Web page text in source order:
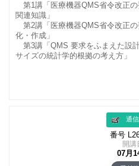
第1講「医療機器QMS省令改正
関連知識」
第2講「医療機器QMS省令改正
化・作成」
第3講「QMS 要求をふまえた設
サイズの統計学的根拠の考え方」
通
番号
開講
07月